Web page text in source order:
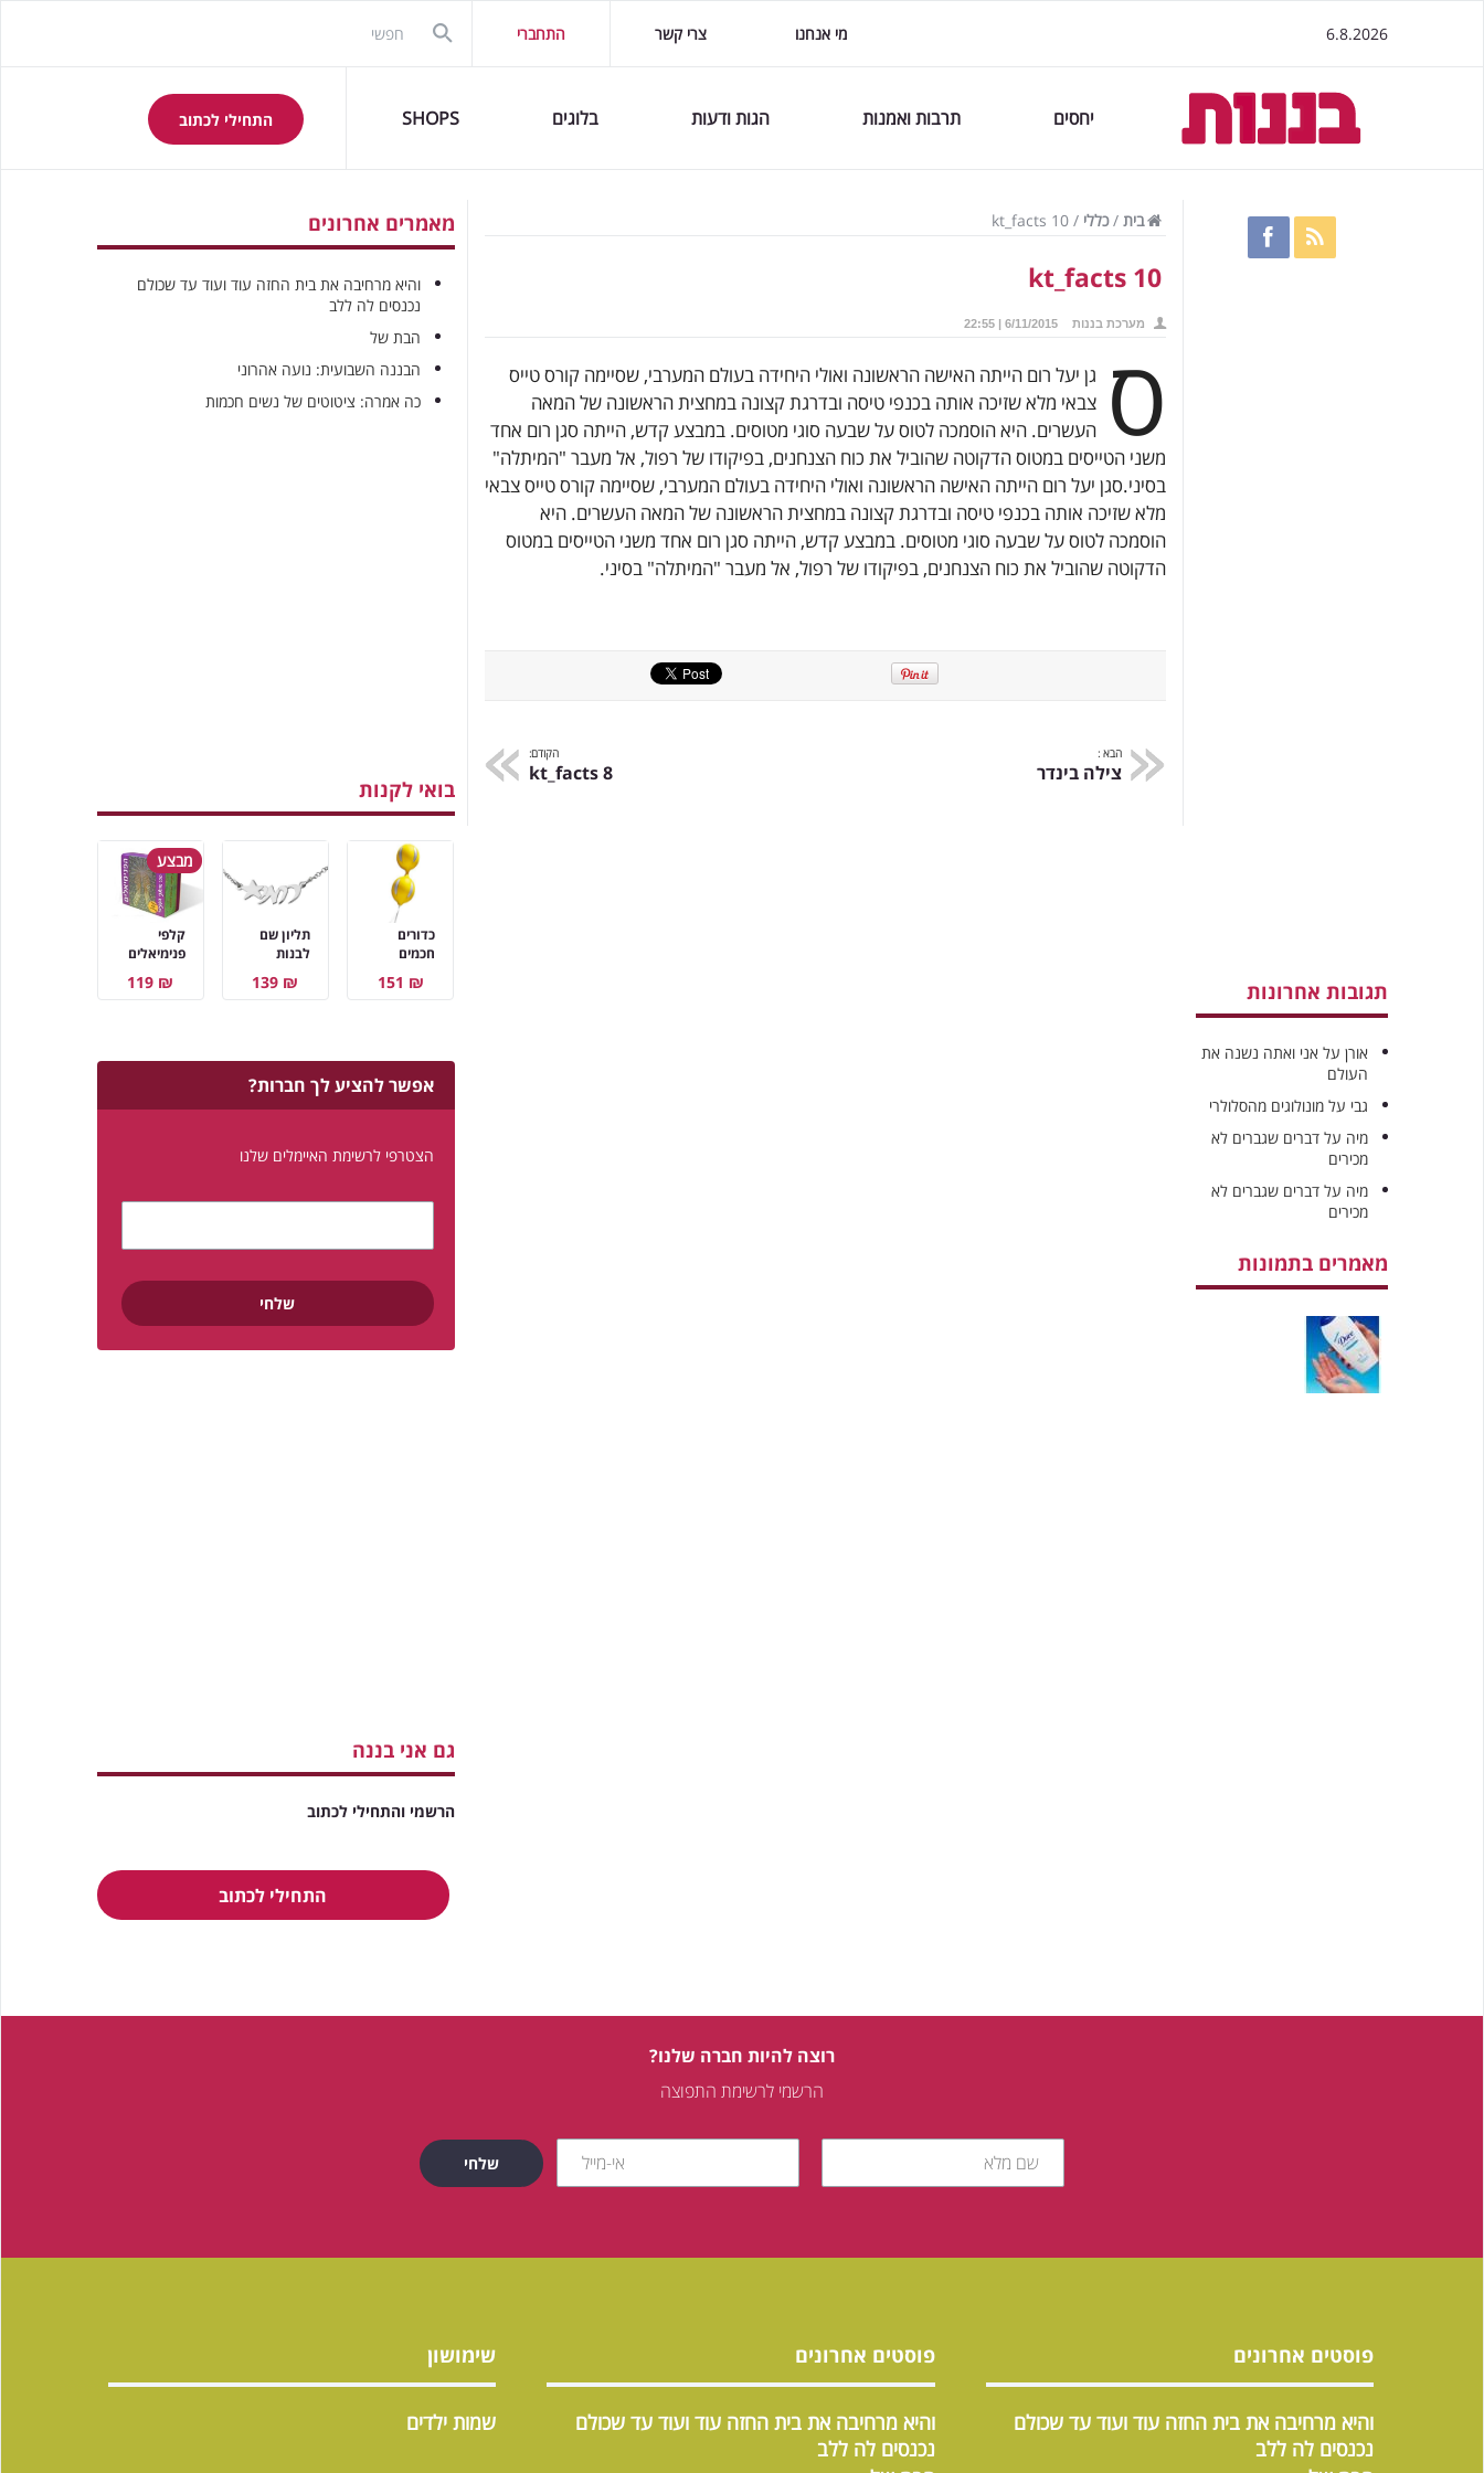
התחברי צרי קשר מי אנחנו 6.8.2026
התחילי לכתוב יחסים תרבות ואמנות הגות ודעות בלוגים SHOPS
מאמרים אחרונים
והיא מרחיבה את בית החזה עוד ועוד עד שכולם
נכנסים לה ללב
הבת של
הבננה השבועית: נועה אהרוני
כה אמרה: ציטוטים של נשים חכמות
בואי לקנות
מבצע
קלפי
פנימיאלים
₪ 119
תליון שם
לבנות
₪ 139
כדורים
חכמים
₪ 151
אפשר להציע לך חברות?
הצטרפי לרשימת האיימלים שלנו
גם אני בננה
הרשמי והתחילי לכתוב
התחילי לכתוב
בית /כללי /
kt_facts 10
kt_facts 10
מערכת בננות 6/11/2015 | 22:55
ס
גן יעל רום הייתה האישה הראשונה ואולי היחידה בעולם המערבי, שסיימה קורס טייס
צבאי מלא שזיכה אותה בכנפי טיסה ובדרגת קצונה במחצית הראשונה של המאה
העשרים. היא הוסמכה לטוס על שבעה סוגי מטוסים. במבצע קדש, הייתה סגן רום אחד
משני הטייסים במטוס הדקוטה שהוביל את כוח הצנחנים, בפיקודו של רפול, אל מעבר "המיתלה"
בסיני.סגן יעל רום הייתה האישה הראשונה ואולי היחידה בעולם המערבי, שסיימה קורס טייס צבאי
מלא שזיכה אותה בכנפי טיסה ובדרגת קצונה במחצית הראשונה של המאה העשרים. היא
הוסמכה לטוס על שבעה סוגי מטוסים. במבצע קדש, הייתה סגן רום אחד משני הטייסים במטוס
הדקוטה שהוביל את כוח הצנחנים, בפיקודו של רפול, אל מעבר "המיתלה" בסיני.
הקודם:
kt_facts 8
הבא :
צילה בינדר
תגובות אחרונות
אורן עלאני ואתה נשנה את
העולם
גבי עלמונולוגים מהסלולרי
מיה עלדברים שגברים לא
מכירים
מיה עלדברים שגברים לא
מכירים
מאמרים בתמונות
רוצה להיות חברה שלנו?
הרשמי לרשימת התפוצה
שימושון
שמות ילדים
פוסטים אחרונים
והיא מרחיבה את בית החזה עוד ועוד עד שכולם
נכנסים לה ללב
פוסטים אחרונים
והיא מרחיבה את בית החזה עוד ועוד עד שכולם
נכנסים לה ללב